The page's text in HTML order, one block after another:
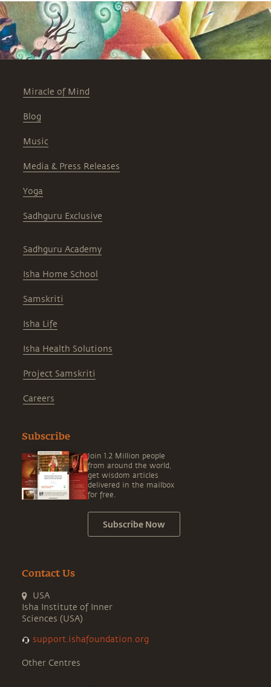
Miracle of Mind
Blog
Music
Media & Press Releases
Yoga
Sadhguru Exclusive
Sadhguru Academy
Isha Home School
Samskriti
Isha Life
Isha Health Solutions
Project Samskriti
Careers
Subscribe
Join 1.2 Million people
from around the world,
get wisdom articles
delivered in the mailbox
for free.
Subscribe Now
Contact Us
USA
Isha Institute of Inner
Sciences (USA)
support.ishafoundation.org
Other Centres